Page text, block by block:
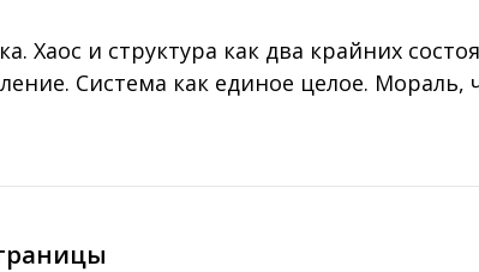
Хаос и структура как два крайних
Система как единое целое. Мораль,